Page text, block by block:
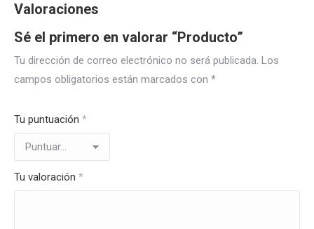
Valoraciones
Sé el primero en valorar “Producto”
Tu dirección de correo electrónico no será publicada. Los
campos obligatorios están marcados con *
Tu puntuación *
Tu valoración *